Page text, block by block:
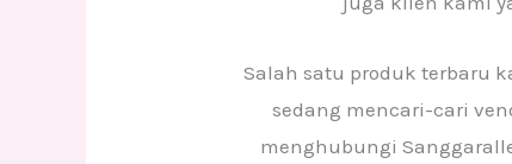
Salah satu produk terbaru
sedang mencari-cari
menghubungi